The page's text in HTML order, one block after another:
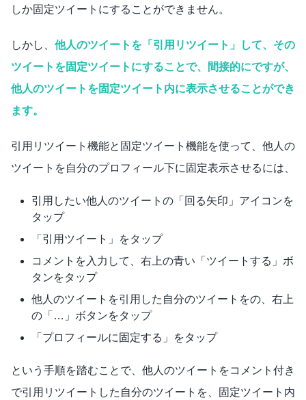
しか固定ツイートにすることができません。
しかし、 他人のツイートを「引用リツイート」して、その
ツイートを固定ツイートにすることで、間接的にですが、
他人のツイートを固定ツイート内に表示させることができ
ます。
引用リツイート機能と固定ツイート機能を使って、他人の
ツイートを自分のプロフィール下に固定表示させるには、
引用したい他人のツイートの「回る矢印」アイコンを
タップ
「引用ツイート」をタップ
コメントを入力して、右上の青い「ツイートする」ボ
タンをタップ
他人のツイートを引用した自分のツイートをの、右上
の「…」ボタンをタップ
「プロフィールに固定する」をタップ
という手順を踏むことで、他人のツイートをコメント付き
で引用リツイートした自分のツイートを、固定ツイート内